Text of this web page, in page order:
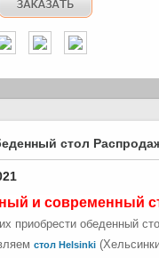
стол
и современный
приобрести обеденный
стол Helsinki